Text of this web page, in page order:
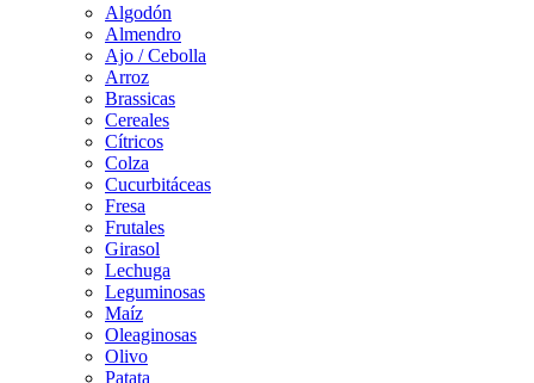
Algodón
Almendro
Ajo / Cebolla
Arroz
Brassicas
Cereales
Cítricos
Colza
Cucurbitáceas
Fresa
Frutales
Girasol
Lechuga
Leguminosas
Maíz
Oleaginosas
Olivo
Patata